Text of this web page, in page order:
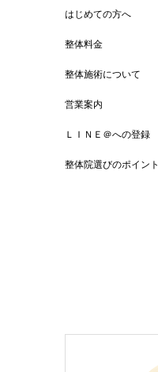
はじめての方へ
整体料金
整体施術について
営業案内
ＬＩＮＥ＠への登録
整体院選びのポイント